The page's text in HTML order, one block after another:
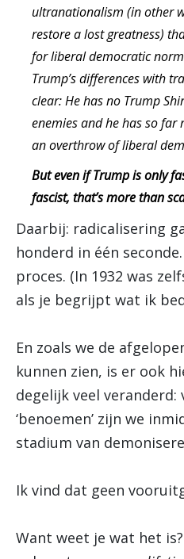
ultranationalism (in other
restore a lost greatness)
for liberal democratic
Trump’s differences with
clear: He has no Trump
enemies and he has so
an overthrow of liberal
But even if Trump is only
fascist, that’s more than
Daarbij: radicalisering
honderd in één
proces. (In 1932 was
als je begrijpt wat ik
En zoals we de
kunnen zien, is er ook
degelijk veel
‘benoemen’ zijn we
stadium van
Ik vind dat geen
Want weet je wat het